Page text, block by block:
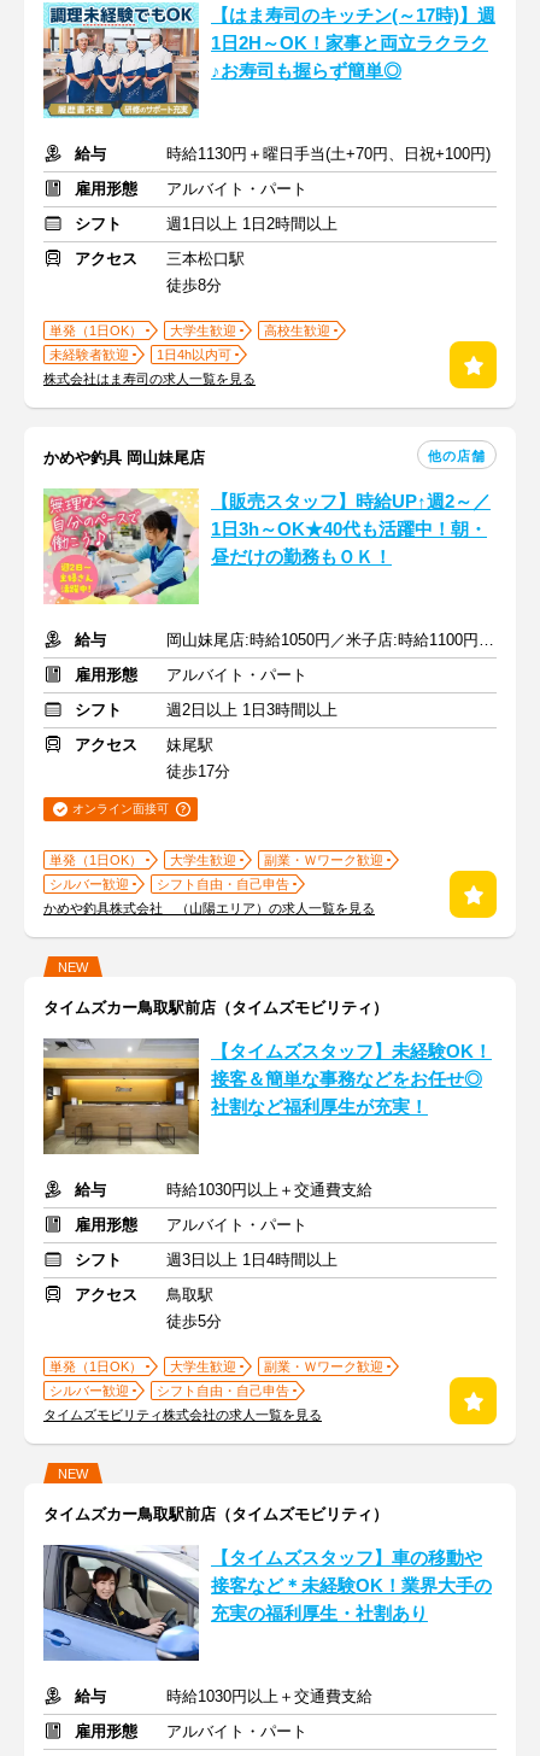
【はま寿司のキッチン(～17時)】週
1日2H～OK！家事と両立ラクラク
♪お寿司も握らず簡単◎
給与
時給1130円＋曜日手当(土+70円、日祝+100円)
雇用形態
アルバイト・パート
シフト
週1日以上 1日2時間以上
アクセス
三本松口駅
徒歩8分
単発（1日OK） 大学生歓迎
高校生歓迎
未経験者歓迎
1日4h以内可
株式会社はま寿司の求人一覧を見る
かめや釣具 岡山妹尾店 他の店舗
【販売スタッフ】時給UP↑週2～／
1日3h～OK★40代も活躍中！朝・
昼だけの勤務もＯＫ！
給与
岡山妹尾店:時給1050円／米子店:時給1100円★1分単位で時給支給
雇用形態
アルバイト・パート
シフト
週2日以上 1日3時間以上
アクセス
妹尾駅
徒歩17分
オンライン面接可
単発（1日OK） 大学生歓迎
副業・Ｗワーク歓迎
シルバー歓迎
シフト自由・自己申告
かめや釣具株式会社 （山陽エリア）の求人一覧を見る
NEW
タイムズカー鳥取駅前店（タイムズモビリティ）
【タイムズスタッフ】未経験OK！
接客＆簡単な事務などをお任せ◎
社割など福利厚生が充実！
給与
時給1030円以上＋交通費支給
雇用形態
アルバイト・パート
シフト
週3日以上 1日4時間以上
アクセス
鳥取駅
徒歩5分
単発（1日OK） 大学生歓迎
副業・Ｗワーク歓迎
シルバー歓迎
シフト自由・自己申告
タイムズモビリティ株式会社の求人一覧を見る
NEW
タイムズカー鳥取駅前店（タイムズモビリティ）
【タイムズスタッフ】車の移動や
接客など＊未経験OK！業界大手の
充実の福利厚生・社割あり
給与
時給1030円以上＋交通費支給
雇用形態
アルバイト・パート